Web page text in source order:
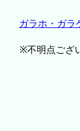
ガラホ・ガラ
※不明点ござ